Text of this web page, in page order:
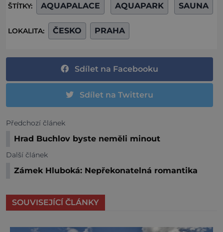
ŠTÍTKY: AQUAPALACE AQUAPARK SAUNA
LOKALITA: ČESKO PRAHA
Sdílet na Facebooku
Sdílet na Twitteru
Předchozí článek
Hrad Buchlov byste neměli minout
Další článek
Zámek Hluboká: Nepřekonatelná romantika
SOUVISEJÍCÍ ČLÁNKY